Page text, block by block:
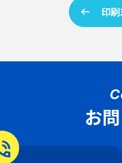
arrow_left_alt 印
お